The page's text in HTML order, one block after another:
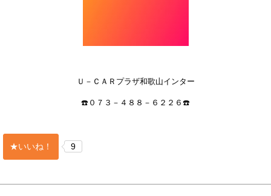
Ｕ－ＣＡＲプラザ和歌山インター
☎️０７３－４８８－６２２６☎️
★いいね！ 9